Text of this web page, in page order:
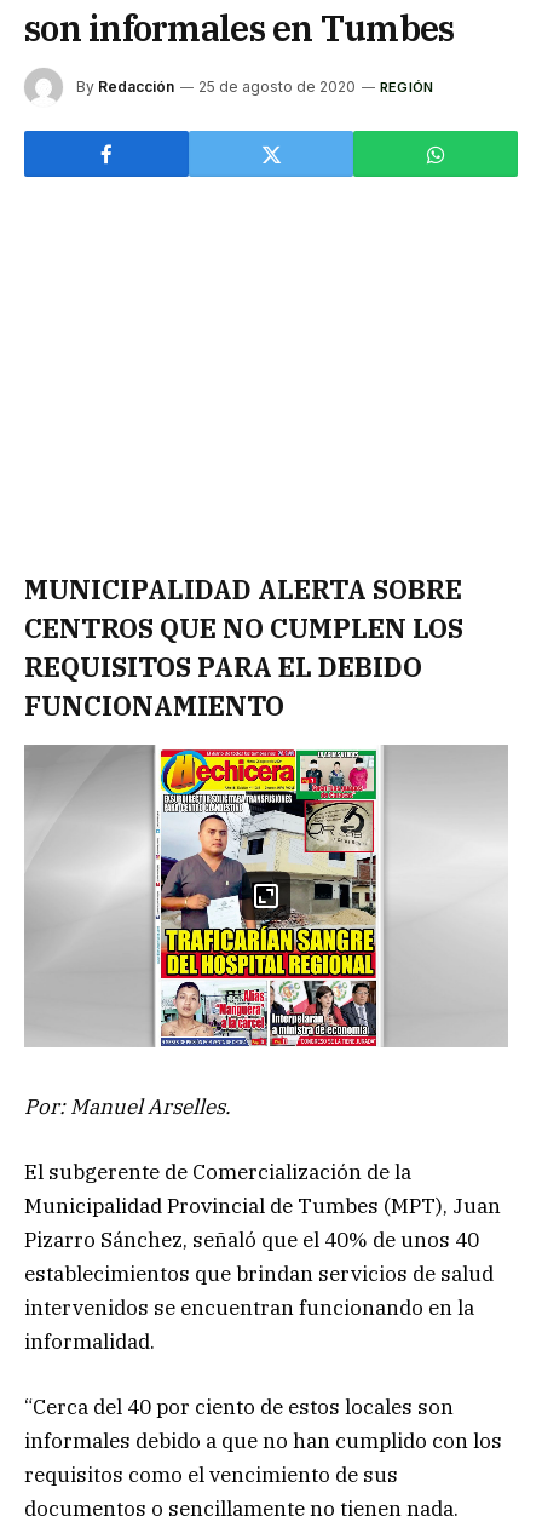
son informales en Tumbes
By Redacción 25 de agosto de 2020 REGIÓN
MUNICIPALIDAD ALERTA SOBRE
CENTROS QUE NO CUMPLEN LOS
REQUISITOS PARA EL DEBIDO
FUNCIONAMIENTO
Por: Manuel Arselles.
El subgerente de Comercialización de la
Municipalidad Provincial de Tumbes (MPT), Juan
Pizarro Sánchez, señaló que el 40% de unos 40
establecimientos que brindan servicios de salud
intervenidos se encuentran funcionando en la
informalidad.
“Cerca del 40 por ciento de estos locales son
informales debido a que no han cumplido con los
requisitos como el vencimiento de sus
documentos o sencillamente no tienen nada.